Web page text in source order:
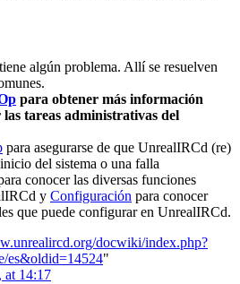
algún problema. Allí se resuelven
para obtener más información
tareas administrativas del
para asegurarse de que UnrealIRCd (re)
del sistema o una falla
conocer las diversas funciones
y Configuración para conocer
que puede configurar en UnrealIRCd.
docwiki/index.php?
es&oldid=14524"
at 14:17